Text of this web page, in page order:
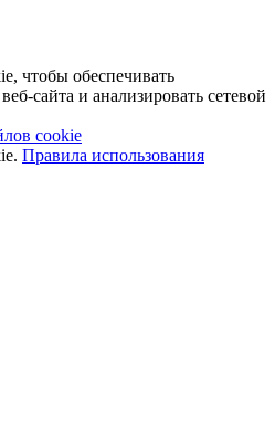
чтобы обеспечивать
сайта и анализировать сетевой
cookie
Правила использования